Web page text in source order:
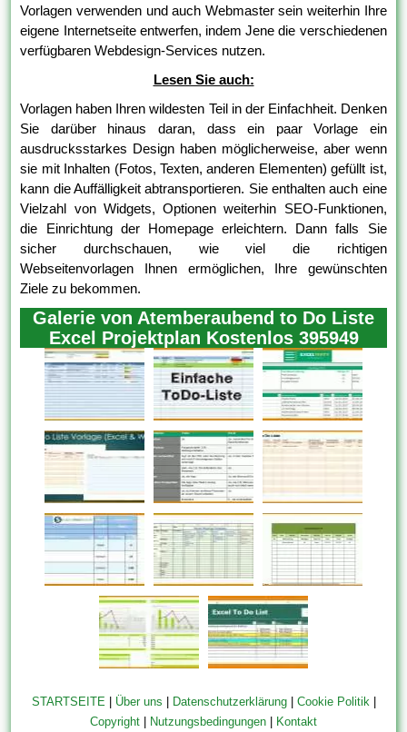
Vorlagen verwenden und auch Webmaster sein weiterhin Ihre
eigene Internetseite entwerfen, indem Jene die verschiedenen
verfügbaren Webdesign-Services nutzen.
Lesen Sie auch:
Vorlagen haben Ihren wildesten Teil in der Einfachheit. Denken
Sie darüber hinaus daran, dass ein paar Vorlage ein
ausdrucksstarkes Design haben möglicherweise, aber wenn
sie mit Inhalten (Fotos, Texten, anderen Elementen) gefüllt ist,
kann die Auffälligkeit abtransportieren. Sie enthalten auch eine
Vielzahl von Widgets, Optionen weiterhin SEO-Funktionen,
die Einrichtung der Homepage erleichtern. Dann falls Sie
sicher durchschauen, wie viel die richtigen
Webseitenvorlagen Ihnen ermöglichen, Ihre gewünschten
Ziele zu bekommen.
Galerie von Atemberaubend to Do Liste
Excel Projektplan Kostenlos 395949
STARTSEITE| Über uns Datenschutzerklärung| Cookie Politik|
Copyright
Nutzungsbedingungen Kontakt